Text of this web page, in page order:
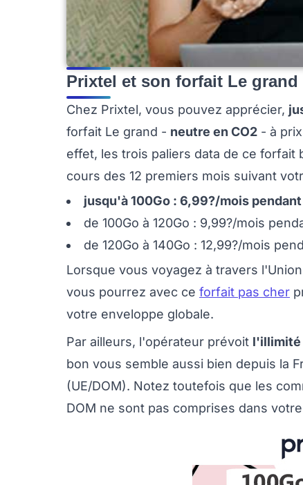
Prixtel et son forfait Le
Chez Prixtel, vous pouvez apprécier,
forfait Le grand - neutre en CO2 - à
effet, les trois paliers data de ce forfait
cours des 12 premiers mois suivant
jusqu'à 100Go : 6,99?/mois pendant
de 100Go à 120Go : 9,99?/mois
de 120Go à 140Go : 12,99?/mois
Lorsque vous voyagez à travers
vous pourrez avec ce forfait pas cher
votre enveloppe globale.
Par ailleurs, l'opérateur prévoit l'illimité
bon vous semble aussi bien depuis la
(UE/DOM). Notez toutefois que les
DOM ne sont pas comprises dans